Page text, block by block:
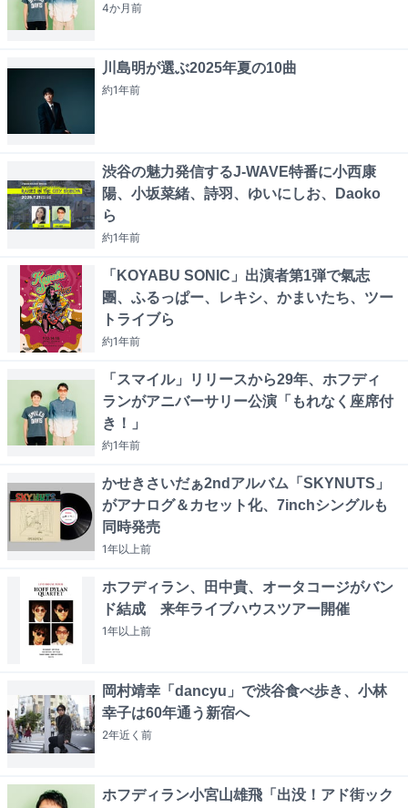
4か月前
川島明が選ぶ2025年夏の10曲
約1年前
渋谷の魅力発信するJ-WAVE特番に小西康
陽、小坂菜緒、詩羽、ゆいにしお、Daoko
ら
約1年前
「KOYABU SONIC」出演者第1弾で氣志
團、ふるっぱー、レキシ、かまいたち、ツー
トライブら
約1年前
「スマイル」リリースから29年、ホフディ
ランがアニバーサリー公演「もれなく座席付
き！」
約1年前
かせきさいだぁ2ndアルバム「SKYNUTS」
がアナログ＆カセット化、7inchシングルも
同時発売
1年以上前
ホフディラン、田中貴、オータコージがバン
ド結成 来年ライブハウスツアー開催
1年以上前
岡村靖幸「dancyu」で渋谷食べ歩き、小林
幸子は60年通う新宿へ
2年近く 前
ホフディラン小宮山雄飛「出没！アド街ック